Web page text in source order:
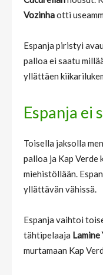
Vozinhaotti
Espanja piristyi
palloa ei saatu
yllättäen
Espanja ei
Toisella jaksolla
palloa ja Kap Verde
miehistöllään.
yllättävän vähissä.
Espanja vaihtoi
tähtipelaaja Lamine
murtamaan Kap